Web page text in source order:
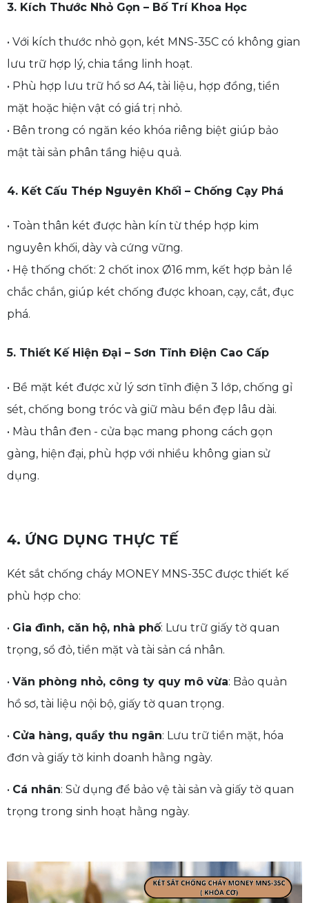
3. Kích Thước Nhỏ Gọn – Bố Trí Khoa Học
• Với kích thước nhỏ gọn, két MNS-35C có không gian
lưu trữ hợp lý, chia tầng linh hoạt.
• Phù hợp lưu trữ hồ sơ A4, tài liệu, hợp đồng, tiền
mặt hoặc hiện vật có giá trị nhỏ.
• Bên trong có ngăn kéo khóa riêng biệt giúp bảo
mật tài sản phân tầng hiệu quả.
4. Kết Cấu Thép Nguyên Khối – Chống Cạy Phá
• Toàn thân két được hàn kín từ thép hợp kim
nguyên khối, dày và cứng vững.
• Hệ thống chốt: 2 chốt inox Ø16 mm, kết hợp bản lề
chắc chắn, giúp két chống được khoan, cạy, cắt, đục
phá.
5. Thiết Kế Hiện Đại – Sơn Tĩnh Điện Cao Cấp
• Bề mặt két được xử lý sơn tĩnh điện 3 lớp, chống gỉ
sét, chống bong tróc và giữ màu bền đẹp lâu dài.
• Màu thân đen - cửa bạc mang phong cách gọn
gàng, hiện đại, phù hợp với nhiều không gian sử
dụng.
4. ỨNG DỤNG THỰC TẾ
Két sắt chống cháy MONEY MNS-35C được thiết kế
phù hợp cho:
• Gia đình, căn hộ, nhà phố: Lưu trữ giấy tờ quan
trọng, sổ đỏ, tiền mặt và tài sản cá nhân.
• Văn phòng nhỏ, công ty quy mô vừa: Bảo quản
hồ sơ, tài liệu nội bộ, giấy tờ quan trọng.
• Cửa hàng, quầy thu ngân: Lưu trữ tiền mặt, hóa
đơn và giấy tờ kinh doanh hằng ngày.
• Cá nhân: Sử dụng để bảo vệ tài sản và giấy tờ quan
trọng trong sinh hoạt hằng ngày.